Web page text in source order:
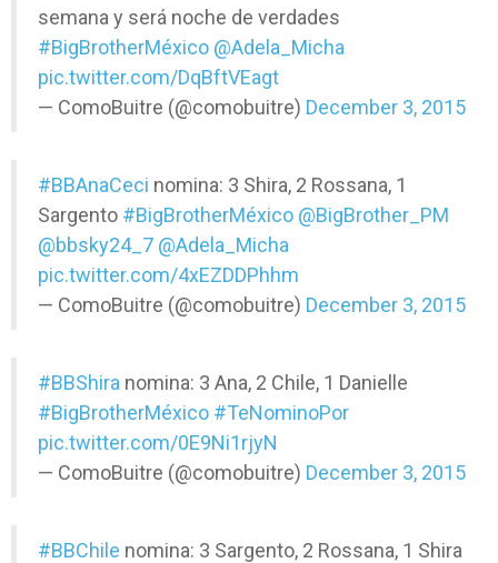
semana y será noche de verdades
#BigBrotherMéxico @Adela_Micha
pic.twitter.com/DqBftVEagt
— ComoBuitre (@comobuitre) December 3, 2015
#BBAnaCeci nomina: 3 Shira, 2 Rossana, 1
Sargento #BigBrotherMéxico @BigBrother_PM
@bbsky24_7 @Adela_Micha
pic.twitter.com/4xEZDDPhhm
— ComoBuitre (@comobuitre) December 3, 2015
#BBShira nomina: 3 Ana, 2 Chile, 1 Danielle
#BigBrotherMéxico #TeNominoPor
pic.twitter.com/0E9Ni1rjyN
— ComoBuitre (@comobuitre) December 3, 2015
#BBChile nomina: 3 Sargento, 2 Rossana, 1 Shira